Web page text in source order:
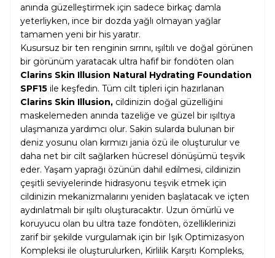
anında güzelleştirmek için sadece birkaç damla
yeterliyken, ince bir dozda yağlı olmayan yağlar
tamamen yeni bir his yaratır.
Kusursuz bir ten renginin sırrını, ışıltılı ve doğal görünen
bir görünüm yaratacak ultra hafif bir fondöten olan
Clarins Skin Illusion Natural Hydrating Foundation
SPF15 ile keşfedin. Tüm cilt tipleri için hazırlanan
Clarins Skin Illusion, cildinizin doğal güzelliğini
maskelemeden anında tazeliğe ve güzel bir ışıltıya
ulaşmanıza yardımcı olur. Sakin sularda bulunan bir
deniz yosunu olan kırmızı jania özü ile oluşturulur ve
daha net bir cilt sağlarken hücresel dönüşümü teşvik
eder. Yaşam yaprağı özünün dahil edilmesi, cildinizin
çeşitli seviyelerinde hidrasyonu teşvik etmek için
cildinizin mekanizmalarını yeniden başlatacak ve içten
aydınlatmalı bir ışıltı oluşturacaktır. Uzun ömürlü ve
koruyucu olan bu ultra taze fondöten, özelliklerinizi
zarif bir şekilde vurgulamak için bir Işık Optimizasyon
Kompleksi ile oluşturulurken, Kirlilik Karşıtı Kompleks,